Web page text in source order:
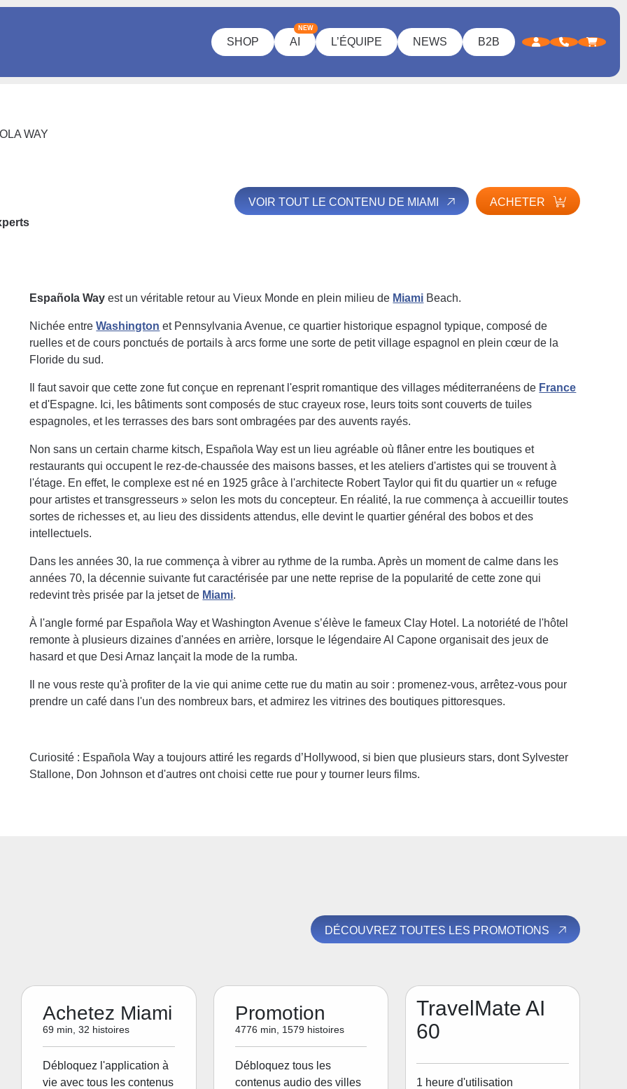
SHOP AI
NEW
L’ÉQUIPE NEWS B2B
WAY
VOIR TOUT LE CONTENU DE MIAMI ACHETER
Española Wayest un véritable retour au Vieux Monde en plein milieu de Miami Beach.
Nichée entreWashington et Pennsylvania Avenue, ce quartier historique espagnol typique, composé de
ruelles et de cours ponctués de portails à arcs forme une sorte de petit village espagnol en plein cœur de la
Floride du sud.
Il faut savoir que cette zone fut conçue en reprenant l'esprit romantique des villages méditerranéens de France
et d'Espagne. Ici, les bâtiments sont composés de stuc crayeux rose, leurs toits sont couverts de tuiles
espagnoles, et les terrasses des bars sont ombragées par des auvents rayés.
Non sans un certain charme kitsch, Española Way est un lieu agréable où flâner entre les boutiques et
restaurants qui occupent le rez-de-chaussée des maisons basses, et les ateliers d'artistes qui se trouvent à
l'étage. En effet, le complexe est né en 1925 grâce à l'architecte Robert Taylor qui fit du quartier un « refuge
pour artistes et transgresseurs » selon les mots du concepteur. En réalité, la rue commença à accueillir toutes
sortes de richesses et, au lieu des dissidents attendus, elle devint le quartier général des bobos et des
intellectuels.
Dans les années 30, la rue commença à vibrer au rythme de la rumba. Après un moment de calme dans les
années 70, la décennie suivante fut caractérisée par une nette reprise de la popularité de cette zone qui
redevint très prisée par la jetset de Miami.
À l'angle formé par Española Way et Washington Avenue s’élève le fameux Clay Hotel. La notoriété de l'hôtel
remonte à plusieurs dizaines d'années en arrière, lorsque le légendaire Al Capone organisait des jeux de
hasard et que Desi Arnaz lançait la mode de la rumba.
Il ne vous reste qu'à profiter de la vie qui anime cette rue du matin au soir : promenez-vous, arrêtez-vous pour
prendre un café dans l'un des nombreux bars, et admirez les vitrines des boutiques pittoresques.
Curiosité : Española Way a toujours attiré les regards d’Hollywood, si bien que plusieurs stars, dont Sylvester
Stallone, Don Johnson et d'autres ont choisi cette rue pour y tourner leurs films.
DÉCOUVREZ TOUTES LES PROMOTIONS
Achetez Miami
69 min, 32 histoires
Débloquez l'application à
vie avec tous les contenus
Promotion
4776 min, 1579 histoires
Débloquez tous les
contenus audio des villes
TravelMate AI
60
1 heure d'utilisation